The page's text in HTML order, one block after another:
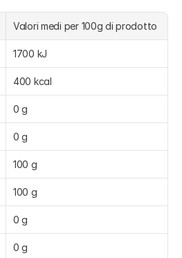
Valori medi per 100g di prodotto
1700 kJ
400 kcal
0 g
0 g
100 g
100 g
0 g
0 g